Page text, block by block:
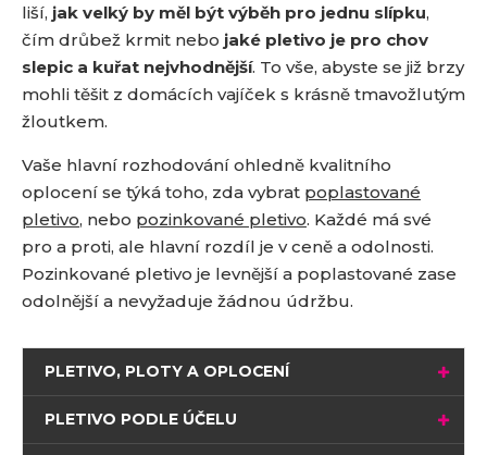
liší, jak velký by měl být výběh pro jednu slípku,
čím drůbež krmit nebo jaké pletivo je pro chov
slepic a kuřat nejvhodnější. To vše, abyste se již brzy
mohli těšit z domácích vajíček s krásně tmavožlutým
žloutkem.
Vaše hlavní rozhodování ohledně kvalitního
oplocení se týká toho, zda vybrat poplastované
pletivo, nebo pozinkované pletivo. Každé má své
pro a proti, ale hlavní rozdíl je v ceně a odolnosti.
Pozinkované pletivo je levnější a poplastované zase
odolnější a nevyžaduje žádnou údržbu.
PLETIVO, PLOTY A OPLOCENÍ
PLETIVO PODLE ÚČELU